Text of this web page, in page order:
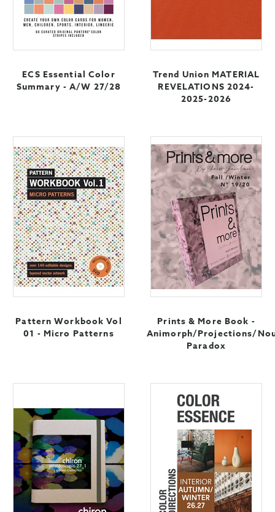
ECS Essential Color
Summary - A/W 27/28
Trend Union MATERIAL
REVELATIONS 2024-
2025-2026
Pattern Workbook Vol
01 - Micro Patterns
Prints & More Book -
Animorph/Projections/
Paradox